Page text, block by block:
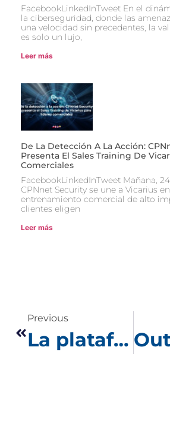
FacebookLinkedInTweet En el
la ciberseguridad, donde las
una velocidad sin precedentes, la
es solo un lujo,
Leer más
De La Detección A La Acción:
Presenta El Sales Training De
Comerciales
FacebookLinkedInTweet Mañana,
CPNnet Security se une a Vicarius
entrenamiento comercial de alto
clientes eligen
Leer más
Previous
La plataforma centralizada de Sophos pone al alcance una alta gama de herramientas para la seguridad cibernética tan necesarias en este nuevo estatus de teletrabajo